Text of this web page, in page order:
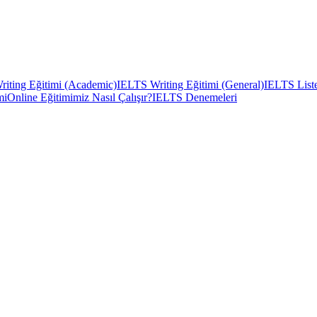
Eğitimi (Academic)IELTS Writing Eğitimi (General)IELTS
Online Eğitimimiz Nasıl Çalışır?IELTS Denemeleri